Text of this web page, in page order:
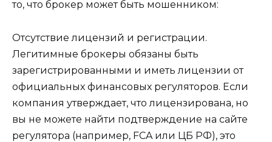
то, что брокер может быть мошенником:
Отсутствие лицензий и регистрации.
Легитимные брокеры обязаны быть
зарегистрированными и иметь лицензии от
официальных финансовых регуляторов. Если
компания утверждает, что лицензирована, но
вы не можете найти подтверждение на сайте
регулятора (например, FCA или ЦБ РФ), это